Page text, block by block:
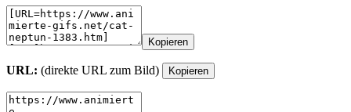
Kopieren
URL: (direkte URL zum Bild) Kopieren